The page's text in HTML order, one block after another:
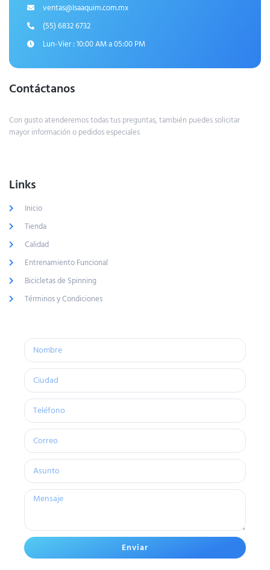
ventas@Isaaquim.com.mx
(55) 6832 6732
Lun-Vier : 10:00 AM a 05:00 PM
Contáctanos
Con gusto atenderemos todas tus preguntas, también puedes solicitar
mayor información o pedidos especiales
Links
Inicio
Tienda
Calidad
Entrenamiento Funcional
Bicicletas de Spinning
Términos y Condiciones
Enviar